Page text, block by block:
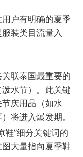
户有明确的夏季
装类目流量入
关联泰国最重要的
水节）。此关键
庆用品（如水
将进入爆发期。
鞋”细分关键词的
大量指向夏季鞋